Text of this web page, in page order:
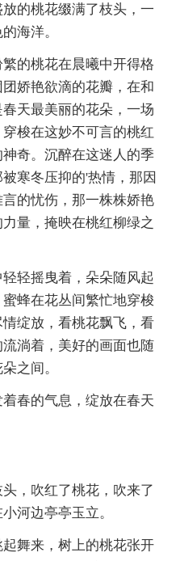
的桃花缀满了枝头，一
海洋。
的桃花在晨曦中开得格
娇艳欲滴的花瓣，在和
天最美丽的花朵，一场
梭在这妙不可言的桃红
奇。沉醉在这迷人的季
寒冬压抑的'热情，那因
的忧伤，那一株株娇艳
量，掩映在桃红柳绿之
轻摇曳着，朵朵随风起
蜂在花丛间繁忙地穿梭
绽放，看桃花飘飞，看
淌着，美好的画面也随
之间。
春的气息，绽放在春天
，吹红了桃花，吹来了
河边亭亭玉立。
舞来，树上的桃花张开